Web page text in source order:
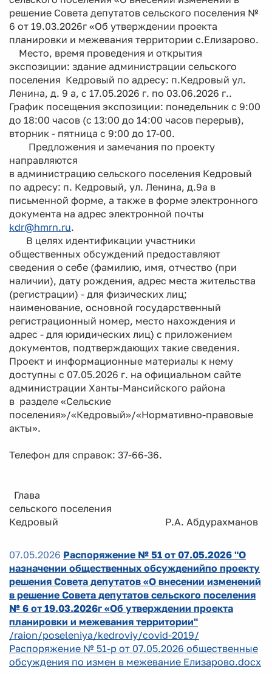
решение Совета депутатов сельского поселения №
6 от 19.03.2026г «Об утверждении проекта
планировки и межевания территории с.Елизарово.
Место, время проведения и открытия
экспозиции: здание администрации сельского
поселения Кедровый по адресу: п.Кедровый ул.
Ленина, д. 9 а, с 17.05.2026 г. по 03.06.2026 г..
График посещения экспозиции: понедельник с 9:00
до 18:00 часов (с 13:00 до 14:00 часов перерыв),
вторник - пятница с 9:00 до 17-00.
Предложения и замечания по проекту
направляются
в администрацию сельского поселения Кедровый
по адресу: п. Кедровый, ул. Ленина, д.9а в
письменной форме, а также в форме электронного
документа на адрес электронной почты
kdr@hmrn.ru.
В целях идентификации участники
общественных обсуждений предоставляют
сведения о себе (фамилию, имя, отчество (при
наличии), дату рождения, адрес места жительства
(регистрации) - для физических лиц;
наименование, основной государственный
регистрационный номер, место нахождения и
адрес - для юридических лиц) с приложением
документов, подтверждающих такие сведения.
Проект и информационные материалы к нему
доступны с 07.05.2026 г. на официальном сайте
администрации Ханты-Мансийского района
в разделе «Сельские
поселения»/«Кедровый»/«Нормативно-правовые
акты».
Телефон для справок: 37-66-36.
Глава
сельского поселения
Кедровый Р.А. Абдурахманов
07.05.2026 Распоряжение № 51 от 07.05.2026 "О
назначении общественных обсужденийпо проекту
решения Совета депутатов «О внесении изменений
в решение Совета депутатов сельского поселения
№ 6 от 19.03.2026г «Об утверждении проекта
планировки и межевания территории"
/raion/poseleniya/kedroviy/covid-2019/
Распоряжение № 51-р от 07.05.2026 общественные
обсуждения по измен в межевание Елизарово.docx